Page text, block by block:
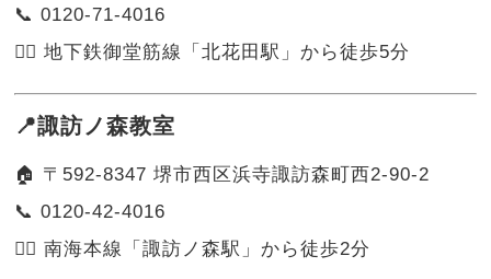
📞 0120-71-4016
🚶‍♀️ 地下鉄御堂筋線「北花田駅」から徒歩5分
📍諏訪ノ森教室
🏠 〒592-8347 堺市西区浜寺諏訪森町西2-90-2
📞 0120-42-4016
🚶‍♂️ 南海本線「諏訪ノ森駅」から徒歩2分